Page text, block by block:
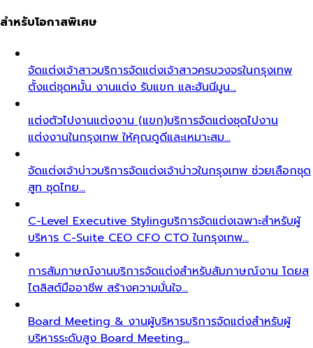
สำหรับโอกาสพิเศษ
จัดแต่งเจ้าสาวบริการจัดแต่งเจ้าสาวครบวงจรในกรุงเทพ
ตั้งแต่ชุดหมั้น งานแต่ง รับแขก และฮันนีมูน…
แต่งตัวไปงานแต่งงาน (แขก)บริการจัดแต่งชุดไปงาน
แต่งงานในกรุงเทพ ให้คุณดูดีและเหมาะสม…
จัดแต่งเจ้าบ่าวบริการจัดแต่งเจ้าบ่าวในกรุงเทพ ช่วยเลือกชุด
สูท ชุดไทย…
C-Level Executive Stylingบริการจัดแต่งเฉพาะสำหรับผู้
บริหาร C-Suite CEO CFO CTO ในกรุงเทพ…
การสัมภาษณ์งานบริการจัดแต่งสำหรับสัมภาษณ์งาน โดยส
ไตลิสต์มืออาชีพ สร้างความมั่นใจ…
Board Meeting & งานผู้บริหารบริการจัดแต่งสำหรับผู้
บริหารระดับสูง Board Meeting…